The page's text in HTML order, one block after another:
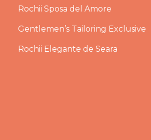
Rochii Sposa del Amore
Gentlemen’s Tailoring Exclusive
Rochii Elegante de Seara